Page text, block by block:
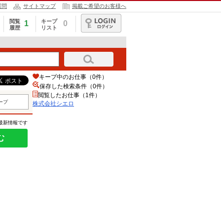
問 サイトマップ 掲載ご希望のお客様へ
閲覧
履歴
1
キープ
リスト
0
ログイン
プ
新情報です
キープ中のお仕事（0件）
保存した検索条件（0件）
閲覧したお仕事（1件）
株式会社シエロ